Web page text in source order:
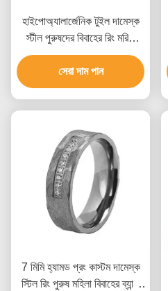
হাইপোঅ্যালার্জেনিক টুইল দামেস্ক
স্টীল পুরুষদের বিবাহের রিং মরিচা
প্রতিরোধী
সেরা দাম পান
7 মিমি হ্যামড প্রং কাস্টম দামেস্ক
স্টিল রিং পুরুষ মহিলা বিবাহের ব্যান্ড